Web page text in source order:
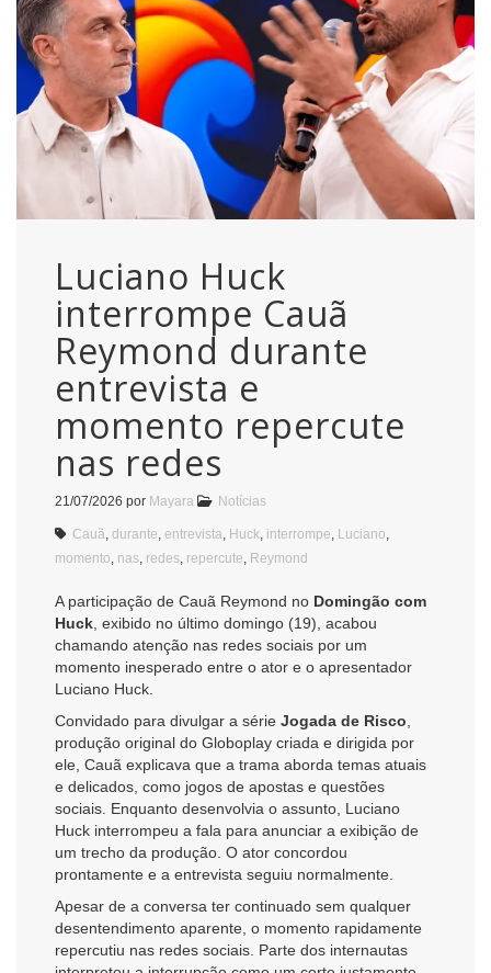
Luciano Huck
interrompe Cauã
Reymond durante
entrevista e
momento repercute
nas redes
21/07/2026 por Mayara Notícias
Cauã durante entrevista Huck interrompe Luciano
momento nas redes repercute Reymond
A participação de Cauã Reymond no Domingão com
Huck , exibido no último domingo (19), acabou
chamando atenção nas redes sociais por um
momento inesperado entre o ator e o apresentador
Luciano Huck.
Convidado para divulgar a série Jogada de Risco
produção original do Globoplay criada e dirigida por
ele, Cauã explicava que a trama aborda temas atuais
e delicados, como jogos de apostas e questões
sociais. Enquanto desenvolvia o assunto, Luciano
Huck interrompeu a fala para anunciar a exibição de
um trecho da produção. O ator concordou
prontamente e a entrevista seguiu normalmente.
Apesar de a conversa ter continuado sem qualquer
desentendimento aparente, o momento rapidamente
repercutiu nas redes sociais. Parte dos internautas